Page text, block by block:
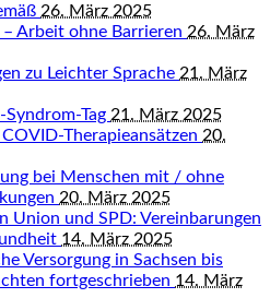
26. März 2025
Arbeit ohne Barrieren 26. März
zu Leichter Sprache 21. März
Tag 21. März 2025
Therapieansätzen 20.
bei Menschen mit / ohne
20. März 2025
Union und SPD: Vereinbarungen
14. März 2025
Versorgung in Sachsen bis
fortgeschrieben 14. März